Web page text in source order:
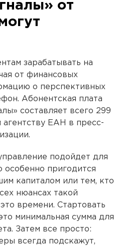
от
зарабатывать на
от финансовых
о перспективных
Абонентская плата
составляет всего 299
ЕАН в пресс-
подойдет для
особенно пригодится
капиталом или тем, кто
нюансах такой
времени. Стартовать
минимальная сумма для
Затем все просто:
всегда подскажут,